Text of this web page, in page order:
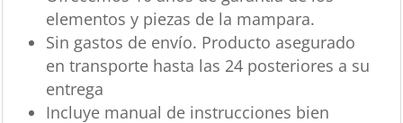
elementos y piezas de la mampara.
Sin gastos de envío. Producto asegurado
en transporte hasta las 24 posteriores a su
entrega
Incluye manual de instrucciones bien